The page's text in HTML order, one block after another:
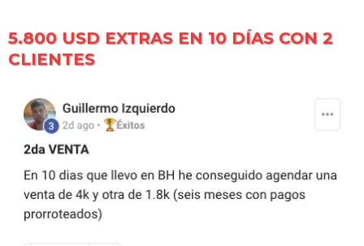
5.800 USD EXTRAS EN 10 DÍAS CON 2
CLIENTES